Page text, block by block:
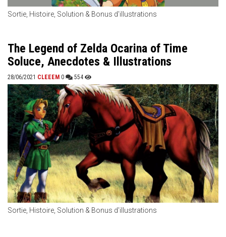
Sortie, Histoire, Solution & Bonus d'illustrations
The Legend of Zelda Ocarina of Time
Soluce, Anecdotes & Illustrations
28/06/2021 CLEEEM 0 554
Sortie, Histoire, Solution & Bonus d'illustrations